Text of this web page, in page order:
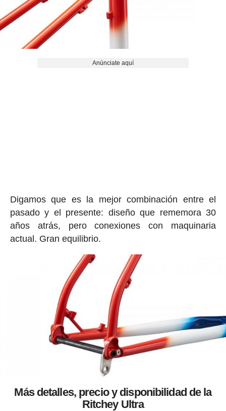
Anúnciate aquí
Digamos que es la mejor combinación entre el
pasado y el presente: diseño que rememora 30
años atrás, pero conexiones con maquinaria
actual. Gran equilibrio.
Más detalles, precio y disponibilidad de la
Ritchey Ultra